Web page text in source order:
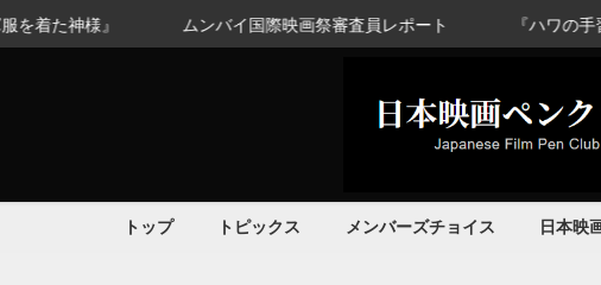
ムンバイ国際映画祭審査員レポート 『ハワの手習い』『撃たれ
トップ トピックス メンバーズチョイス 日本映